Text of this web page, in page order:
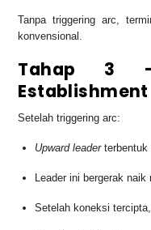
Tanpa triggering arc,
konvensional.
Tahap 3
Establishment
Setelah triggering arc:
Upward leaderterbentuk
Leader ini bergerak
Setelah koneksi